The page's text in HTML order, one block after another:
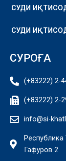
СУДИ
СУДИ
СУРОҒА
(+83222) 2-
(+83222) 2-
info@si-
Гафуров 2